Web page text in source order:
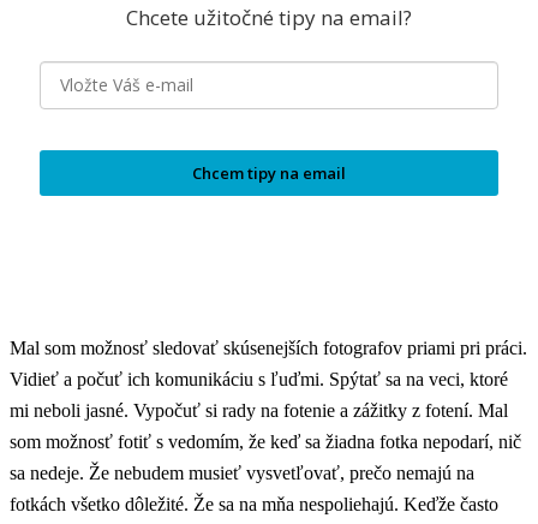
Chcete užitočné tipy na email?
Chcem tipy na email
Mal som možnosť sledovať skúsenejších fotografov priami pri práci.
Vidieť a počuť ich komunikáciu s ľuďmi. Spýtať sa na veci, ktoré
mi neboli jasné. Vypočuť si rady na fotenie a zážitky z fotení. Mal
som možnosť fotiť s vedomím, že keď sa žiadna fotka nepodarí, nič
sa nedeje. Že nebudem musieť vysvetľovať, prečo nemajú na
fotkách všetko dôležité. Že sa na mňa nespoliehajú. Keďže často